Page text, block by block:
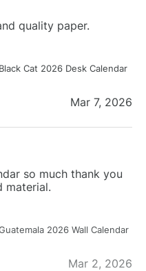
quality paper.
Black Cat 2026 Desk Calendar
Mar 7, 2026
so much thank you
material.
2026 Wall Calendar
Mar 2, 2026